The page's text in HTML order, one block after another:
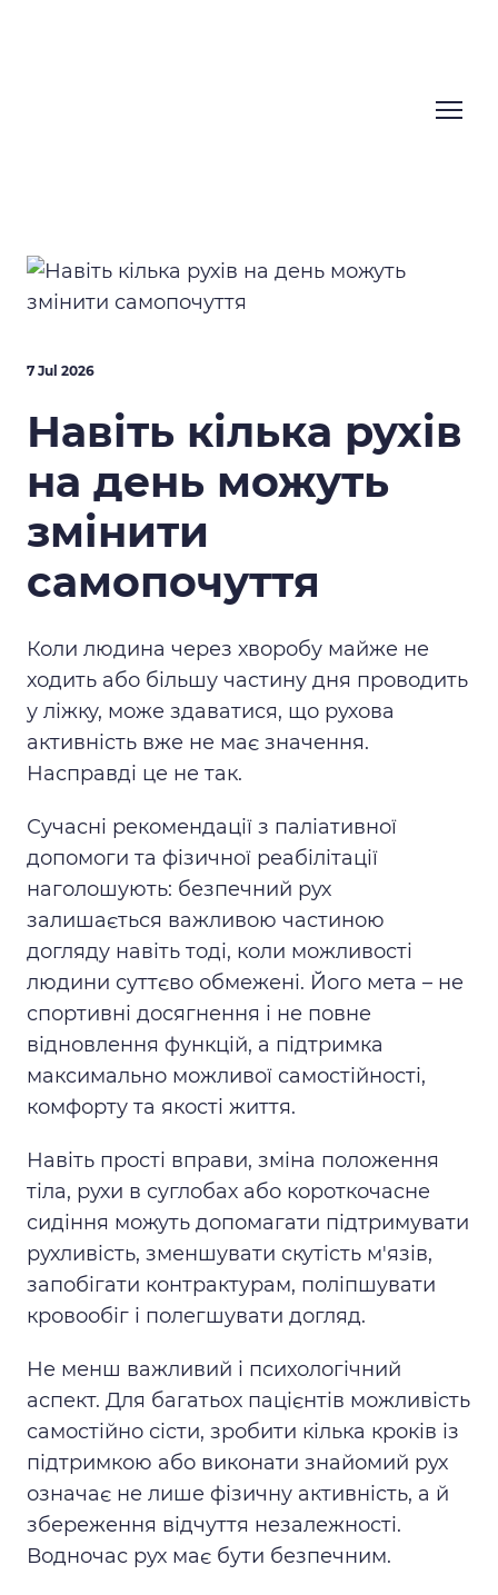
7 Jul 2026
Навіть кілька рухів
на день можуть
змінити
самопочуття
Коли людина через хворобу майже не
ходить або більшу частину дня проводить
у ліжку, може здаватися, що рухова
активність вже не має значення.
Насправді це не так.
Сучасні рекомендації з паліативної
допомоги та фізичної реабілітації
наголошують: безпечний рух
залишається важливою частиною
догляду навіть тоді, коли можливості
людини суттєво обмежені. Його мета – не
спортивні досягнення і не повне
відновлення функцій, а підтримка
максимально можливої самостійності,
комфорту та якості життя.
Навіть прості вправи, зміна положення
тіла, рухи в суглобах або короткочасне
сидіння можуть допомагати підтримувати
рухливість, зменшувати скутість м'язів,
запобігати контрактурам, поліпшувати
кровообіг і полегшувати догляд.
Не менш важливий і психологічний
аспект. Для багатьох пацієнтів можливість
самостійно сісти, зробити кілька кроків із
підтримкою або виконати знайомий рух
означає не лише фізичну активність, а й
збереження відчуття незалежності.
Водночас рух має бути безпечним.